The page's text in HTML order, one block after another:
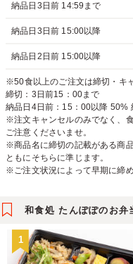
納品日3日前 14:59まで
納品日3日前 15:00以降
納品日2日前 15:00以降
※50食以上のご注文は締切・キ
締切：3日前15：00まで
納品日4日前：15：00以降 50%
※注文キャンセルのみでなく、
ご注意くださいませ。
※商品名に締切の記載がある商
ともにそちらに準じます。
※ご注文状況によって早期に締
和食処 たんぽぽのお弁
1